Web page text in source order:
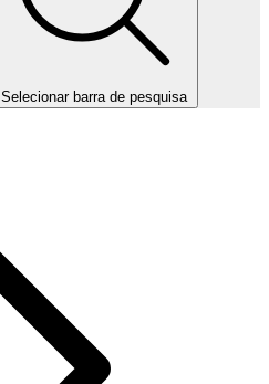
Selecionar barra de pesquisa